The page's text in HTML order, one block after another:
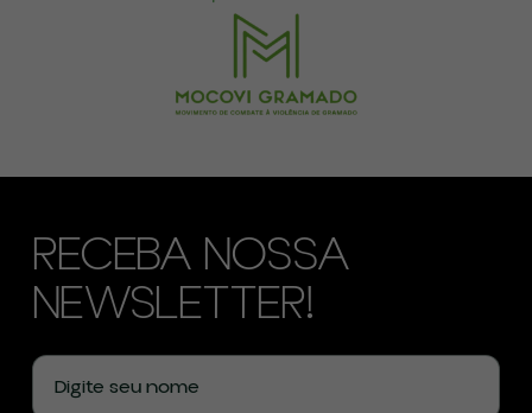
RECEBA NOSSA
NEWSLETTER!